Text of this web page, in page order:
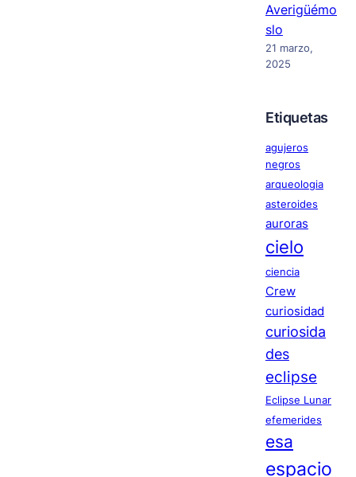
Averigüémo
slo
21 marzo,
2025
Etiquetas
agujeros
negros
arqueologia
asteroides
auroras
cielo
ciencia
Crew
curiosidad
curiosida
des
eclipse
Eclipse Lunar
efemerides
esa
espacio